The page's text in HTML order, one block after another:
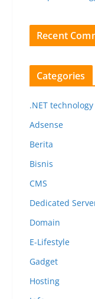
Recent
Categories
.NET technology
Adsense
Berita
Bisnis
CMS
Dedicated
Domain
E-Lifestyle
Gadget
Hosting